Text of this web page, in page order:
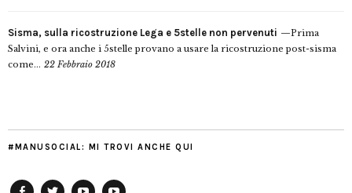
Sisma, sulla ricostruzione Lega e 5stelle non pervenuti
Prima
Salvini, e ora anche i 5stelle provano a usare la ricostruzione post-sisma
come... 22 Febbraio 2018
#MANUSOCIAL: MI TROVI ANCHE QUI